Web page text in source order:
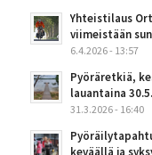
Yhteistilaus
viimeistään
6.4.2026 - 13:57
Pyöräretkiä,
lauantaina
31.3.2026 - 16:40